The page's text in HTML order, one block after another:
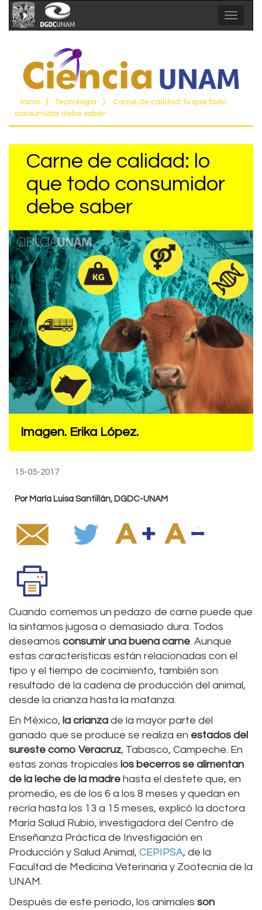
Toggle
Inicio ⟩ Tecnología ⟩
Carne de calidad: lo que todo
consumidor debe saber
Carne de calidad: lo
que todo consumidor
debe saber
Imagen. Erika López.
15-05-2017
Por María Luisa Santillán, DGDC-UNAM
Cuando comemos un pedazo de carne puede que
la sintamos jugosa o demasiado dura. Todos
deseamos consumir una buena carne. Aunque
estas características están relacionadas con el
tipo y el tiempo de cocimiento, también son
resultado de la cadena de producción del animal,
desde la crianza hasta la matanza.
En México, la crianza de la mayor parte del
ganado que se produce se realiza en estados del
sureste como Veracruz, Tabasco, Campeche. En
estas zonas tropicales los becerros se alimentan
de la leche de la madre hasta el destete que, en
promedio, es de los 6 a los 8 meses y quedan en
recría hasta los 13 a 15 meses, explicó la doctora
María Salud Rubio, investigadora del Centro de
Enseñanza Práctica de Investigación en
Producción y Salud Animal, CEPIPSA, de la
Facultad de Medicina Veterinaria y Zootecnia de la
UNAM.
Después de este periodo, los animales son